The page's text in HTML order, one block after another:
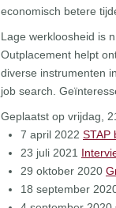
economisch betere
Lage werkloosheid is
Outplacement helpt
diverse instrumenten
job search.
Geplaatst op vrijdag,
7 april 2022 STAP
23 juli 2021
29 oktober 2020
18 september